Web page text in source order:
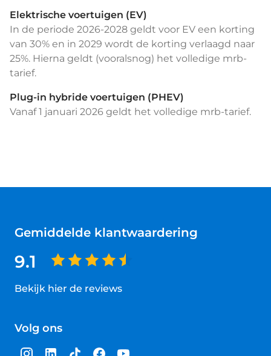
Elektrische voertuigen (EV)
In de periode 2026-2028 geldt voor EV een korting
van 30% en in 2029 wordt de korting verlaagd naar
25%. Hierna geldt (vooralsnog) het volledige mrb-
tarief.
Plug-in hybride voertuigen (PHEV)
Vanaf 1 januari 2026 geldt het volledige mrb-tarief.
Gemiddelde klantwaardering
9.1
Bekijk hier de reviews
van
sterren
Volg ons